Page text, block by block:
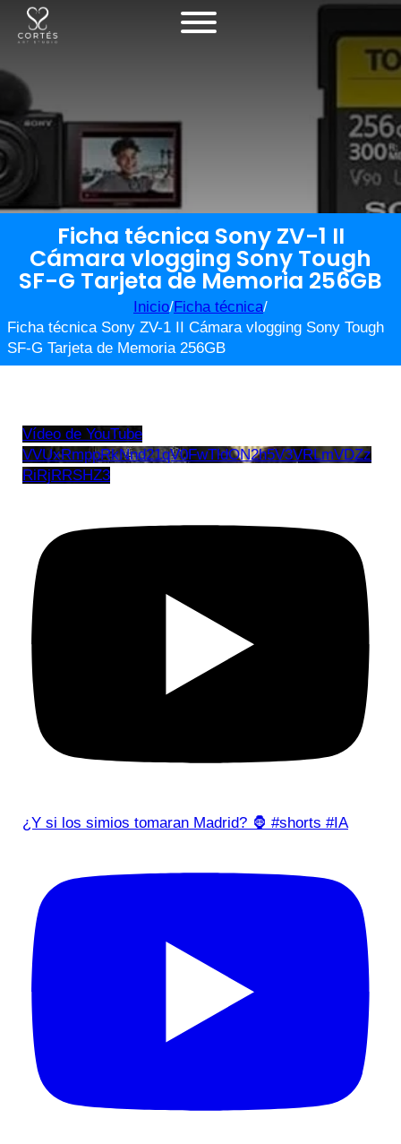
Ficha técnica Sony ZV-1 II
Cámara vlogging Sony Tough
SF-G Tarjeta de Memoria 256GB
Inicio/Ficha técnica/
Ficha técnica Sony ZV-1 II Cámara vlogging Sony Tough
SF-G Tarjeta de Memoria 256GB
Vídeo de YouTube
VVUxRmppRkNnd21qV0FwTldON2h5V3VRLmVDZz
RiRjRRSHZ3
¿Y si los simios tomaran Madrid? 🦍 #shorts #IA